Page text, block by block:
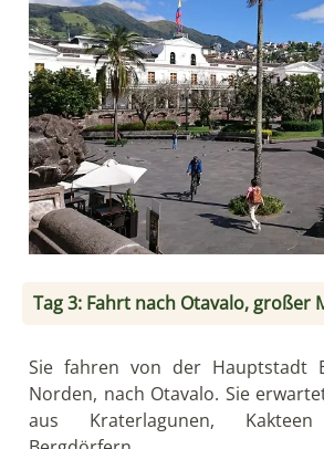
Tag 3: Fahrt nach Otavalo, großer
Sie fahren von der Hauptstadt
Norden, nach Otavalo. Sie
aus Kraterlagunen,